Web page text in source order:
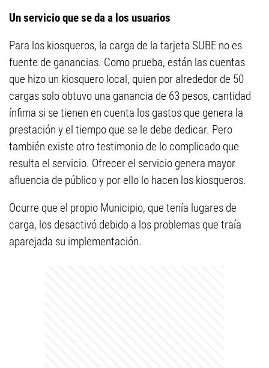
Un servicio que se da a los usuarios
Para los kiosqueros, la carga de la tarjeta SUBE no es
fuente de ganancias. Como prueba, están las cuentas
que hizo un kiosquero local, quien por alrededor de 50
cargas solo obtuvo una ganancia de 63 pesos, cantidad
ínfima si se tienen en cuenta los gastos que genera la
prestación y el tiempo que se le debe dedicar. Pero
también existe otro testimonio de lo complicado que
resulta el servicio. Ofrecer el servicio genera mayor
afluencia de público y por ello lo hacen los kiosqueros.
Ocurre que el propio Municipio, que tenía lugares de
carga, los desactivó debido a los problemas que traía
aparejada su implementación.